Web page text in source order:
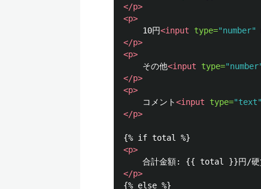
</p>
<p>
    10円
<input type="number"
</p>
<p>
    その他
<input type=
</p>
<p>
    コメント
<input type="text"
</p>
<p>
</p>
{% else %}